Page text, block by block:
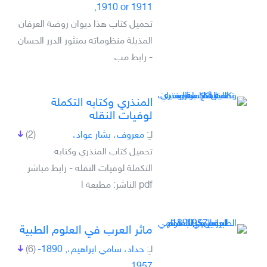
1910 or 1911,
تحميل كتاب هذا ديوان روضة العرفان
المذيلة منظوماته بمنثور الدرر الحسان
- رابط مب
المنذري وکتابه التکملة
لوفيات النقله
(2) لـِ: معروف، بشار عواد،
تحميل كتاب المنذري وکتابه
التکملة لوفيات النقله - رابط مباشر
pdf الناشر: مطبعة ا
ماثر العرب في العلوم الطبية
(6) لـِ:
حداد، سامي ابراهيم،, 1890-